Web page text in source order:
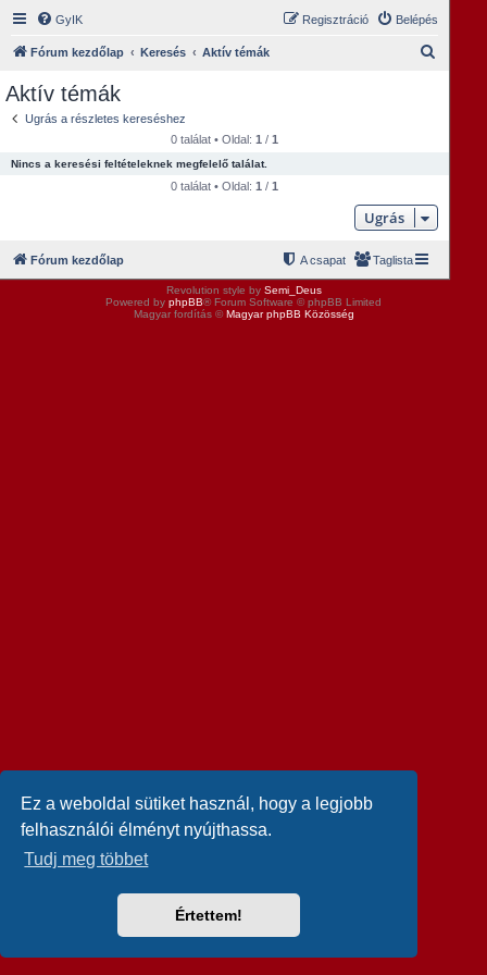
Ez a weboldal sütiket használ, hogy a legjobb
felhasználói élményt nyújthassa.
Tudj meg többet
Értettem!
GyIK Belépés
Regisztráció
Fórum kezdőlap Keresés Aktív témák
s
Aktív témák
Ugrás a részletes kereséshez
0 találat • Oldal:1 /1
Nincs a keresési feltételeknek megfelelő találat.
0 találat • Oldal:1 /1
Ugrás
Fórum kezdőlap Taglista
A csapat
Revolution style by Semi_Deus
Powered by phpBB® Forum Software © phpBB Limited
Magyar fordítás ©Magyar phpBB Közösség